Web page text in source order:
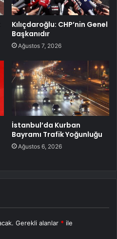
Kılıçdaroğlu: CHP’nin Genel
Başkanıdır
Ağustos 7, 2026
İstanbul’da Kurban
Bayramı Trafik Yoğunluğu
Ağustos 6, 2026
Gerekli alanlar * ile